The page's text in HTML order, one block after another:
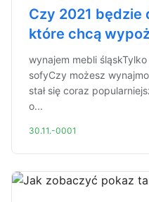
Czy 2021 będzie
które chcą
wynajem mebli
sofyCzy możesz
stał się coraz
o...
30.11.-0001